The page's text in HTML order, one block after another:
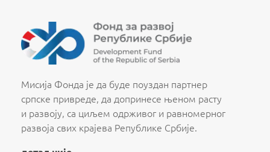
Мисија Фонда је да буде поуздан партнер
српске привреде, да допринесе њеном расту
и развоју, са циљем одрживог и равномерног
развоја свих крајева Републике Србије.